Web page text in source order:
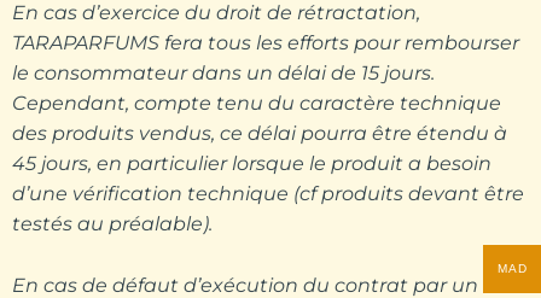
En cas d’exercice du droit de rétractation,
TARAPARFUMS fera tous les efforts pour rembourser
le consommateur dans un délai de 15 jours.
Cependant, compte tenu du caractère technique
des produits vendus, ce délai pourra être étendu à
45 jours, en particulier lorsque le produit a besoin
d’une vérification technique (cf produits devant être
testés au préalable).
En cas de défaut d’exécution du contrat par un
MAD